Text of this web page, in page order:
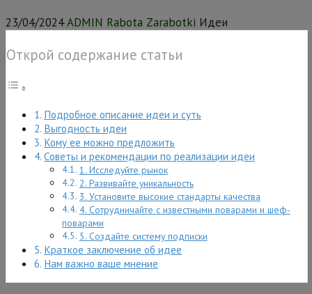
23/04/2024ADMIN Rabota Zarabotki Идеи
Открой содержание статьи
Подробное описание идеи и суть
Выгодность идеи
Кому ее можно предложить
Советы и рекомендации по реализации идеи
1. Исследуйте рынок
2. Развивайте уникальность
3. Установите высокие стандарты качества
4. Сотрудничайте с известными поварами и шеф-
поварами
5. Создайте систему подписки
Краткое заключение об идее
Нам важно ваше мнение